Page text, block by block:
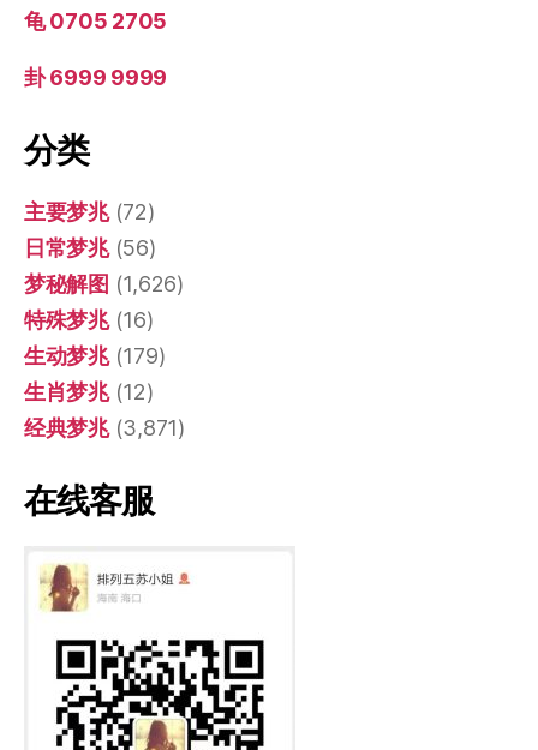
龟 0705 2705
卦 6999 9999
分类
主要梦兆(72)
日常梦兆(56)
梦秘解图 (1,626)
特殊梦兆(16)
生动梦兆(179)
生肖梦兆(12)
经典梦兆(3,871)
在线客服